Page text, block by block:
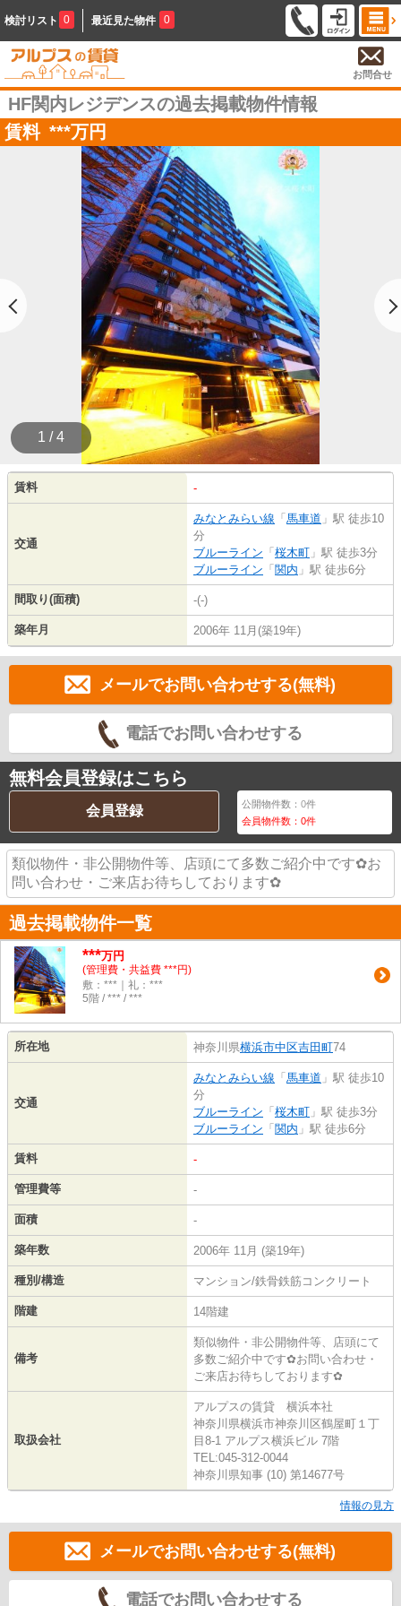
検討リスト 0 最近見た物件 0
お問合せ
HF関内レジデンスの過去掲載物件情報
賃料 ***万円
1 / 4
賃料 -
交通
みなとみらい線 「 馬車道 」駅 徒歩10
分
ブルーライン 「 桜木町 」駅 徒歩3分
ブルーライン 「 関内 」駅 徒歩6分
間取り(面積) -(-)
築年月 2006年 11月(築19年)
メールでお問い合わせする(無料)
電話でお問い合わせする
無料会員登録はこちら
会員登録 公開物件数：0件
会員物件数：0件
類似物件・非公開物件等、店頭にて多数ご紹介中です✿お
問い合わせ・ご来店お待ちしております✿
過去掲載物件一覧
***万円
(管理費・共益費 ***円)
敷：***｜礼：***
5階 / *** / ***
所在地 神奈川県横浜市中区吉田町74
交通
みなとみらい線 「 馬車道 」駅 徒歩10
分
ブルーライン 「 桜木町 」駅 徒歩3分
ブルーライン 「 関内 」駅 徒歩6分
賃料 -
管理費等 -
面積 -
築年数 2006年 11月 (築19年)
種別/構造 マンション/鉄骨鉄筋コンクリート
階建 14階建
備考
類似物件・非公開物件等、店頭にて
多数ご紹介中です✿お問い合わせ・
ご来店お待ちしております✿
取扱会社
アルプスの賃貸 横浜本社
神奈川県横浜市神奈川区鶴屋町１丁
目8-1 アルプス横浜ビル 7階
TEL:045-312-0044
神奈川県知事 (10) 第14677号
情報の見方
メールでお問い合わせする(無料)
電話でお問い合わせする